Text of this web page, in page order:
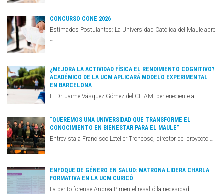
CONCURSO CONE 2026
Estimados Postulantes: La Universidad Católica del Maule abre
…
¿MEJORA LA ACTIVIDAD FÍSICA EL RENDIMIENTO COGNITIVO?
ACADÉMICO DE LA UCM APLICARÁ MODELO EXPERIMENTAL
EN BARCELONA
El Dr. Jaime Vásquez-Gómez del CIEAM, perteneciente a …
“QUEREMOS UNA UNIVERSIDAD QUE TRANSFORME EL
CONOCIMIENTO EN BIENESTAR PARA EL MAULE”
Entrevista a Francisco Letelier Troncoso, director del proyecto …
ENFOQUE DE GÉNERO EN SALUD: MATRONA LIDERA CHARLA
FORMATIVA EN LA UCM CURICÓ
La perito forense Andrea Pimentel resaltó la necesidad …